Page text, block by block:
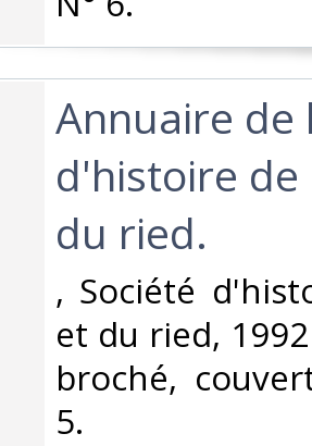
‎Annuaire de
d'histoire
du ried. ‎
‎, Société
et du ried,
broché,
5.‎